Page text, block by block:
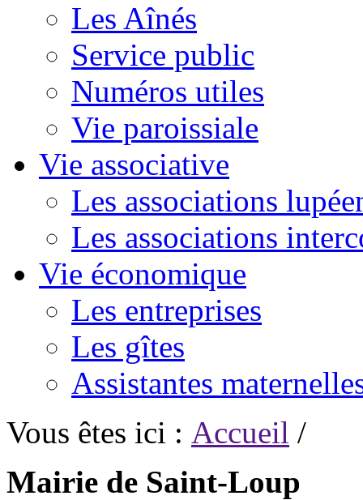
Les Aînés
Service public
Numéros utiles
Vie paroissiale
Vie associative
Les associations
Les associations
Vie économique
Les entreprises
Les gîtes
Assistantes
Vous êtes ici : Accueil /
Mairie de Saint-Loup